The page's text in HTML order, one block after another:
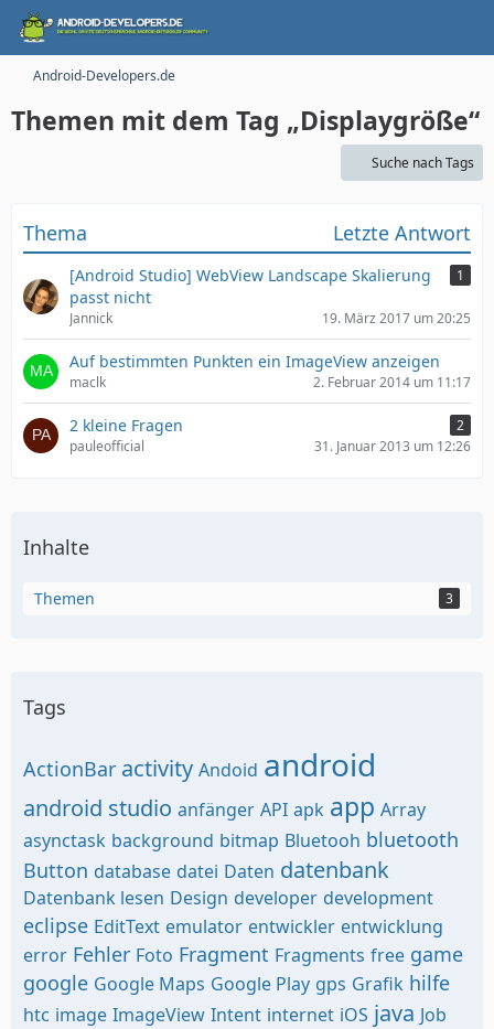
Android-Developers.de
Themen mit dem Tag „Displaygröße“
Suche nach Tags
Thema Letzte Antwort
[Android Studio] WebView Landscape Skalierung
passt nicht
1
Jannick 19. März 2017 um 20:25
Auf bestimmten Punkten ein ImageView anzeigen
maclk 2. Februar 2014 um 11:17
2 kleine Fragen
2
pauleofficial
31. Januar 2013 um 12:26
Inhalte
Themen 3
Tags
ActionBar activity Andoid android
android studio anfänger API apk app Array
asynctask background bitmap Bluetooh bluetooth
Button database datei Daten datenbank
Datenbank lesen Design developer development
eclipse EditText emulator entwickler entwicklung
error Fehler Foto Fragment Fragments free game
google Google Maps Google Play gps Grafik hilfe
htc image ImageView Intent internet iOS java Job